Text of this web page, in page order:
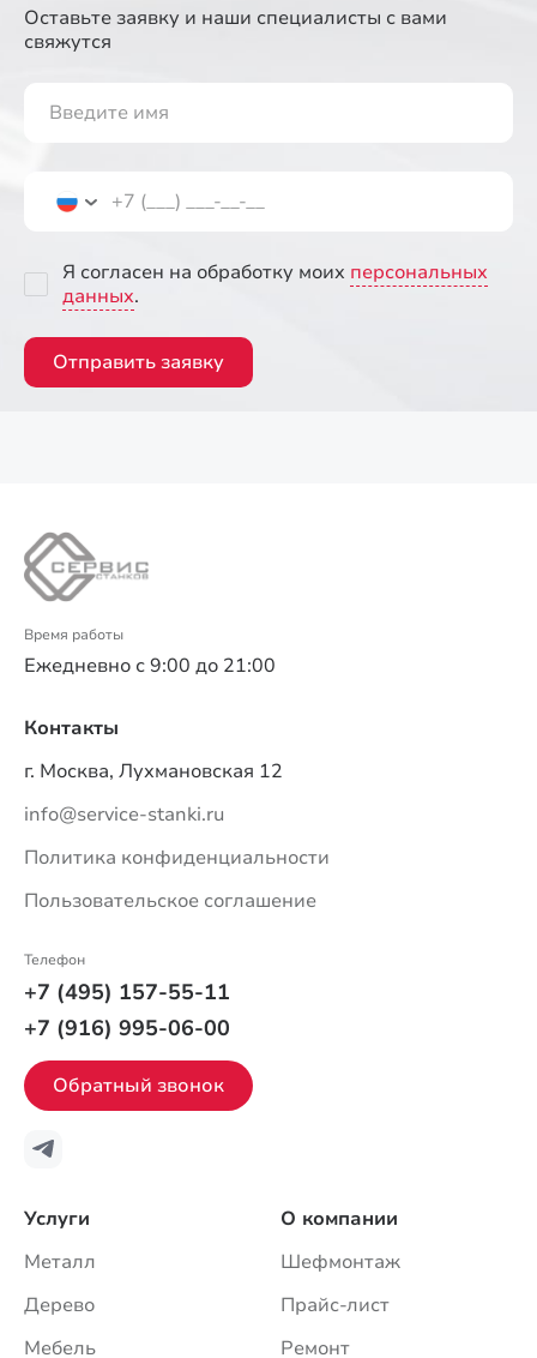
Оставьте заявку и наши специалисты с вами
свяжутся
Я согласен на обработку моих персональных
данных.
Отправить заявку
Время работы
Ежедневно с 9:00 до 21:00
Услуги
Металл
Дерево
Мебель
О компании
Шефмонтаж
Прайс-лист
Ремонт
Контакты
г. Москва, Лухмановская 12
info@service-stanki.ru
Политика конфиденциальности
Пользовательское соглашение
Телефон
+7 (495) 157-55-11
+7 (916) 995-06-00
Обратный звонок